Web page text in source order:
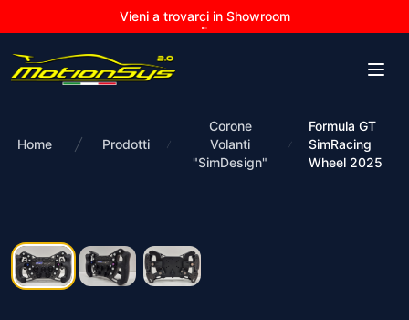
Vieni a trovarci in Showroom
Home Prodotti
Corone
Volanti
"SimDesign"
Formula GT
SimRacing
Wheel 2025